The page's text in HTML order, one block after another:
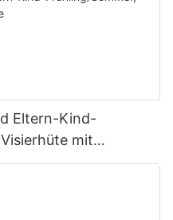
Eltern-Kind-
mit